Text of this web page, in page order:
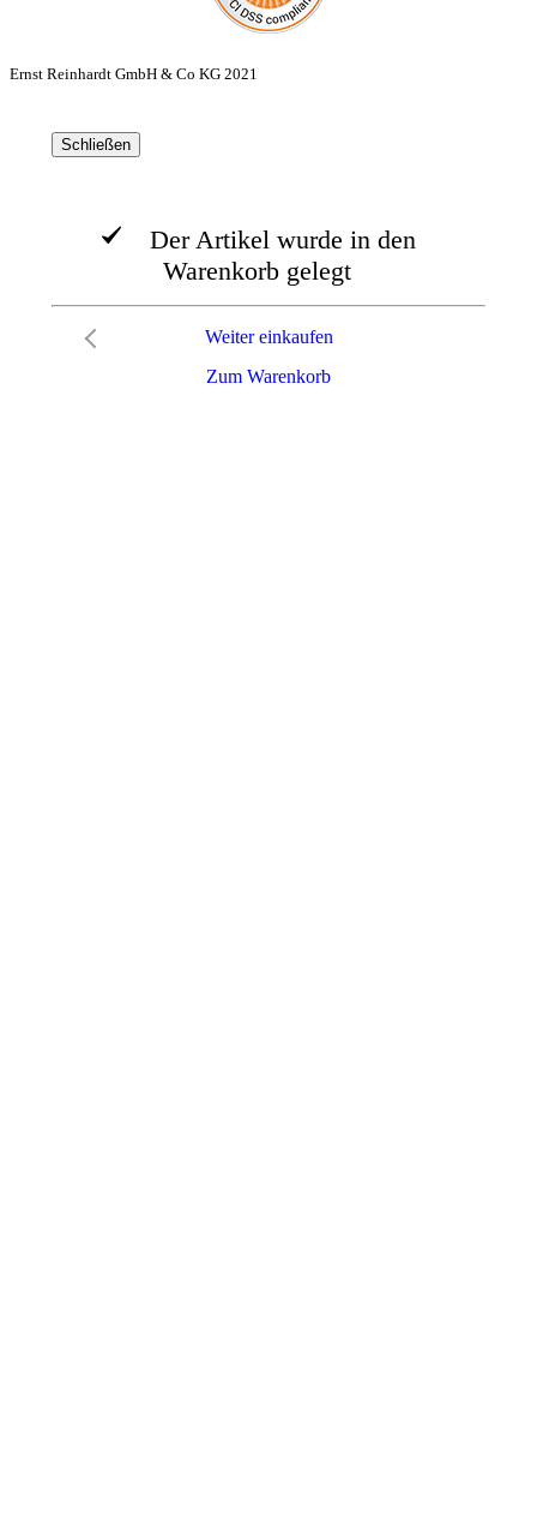
Ernst Reinhardt GmbH & Co KG 2021
Schließen
Der Artikel wurde in den
Warenkorb gelegt
Zum Warenkorb
Weiter einkaufen